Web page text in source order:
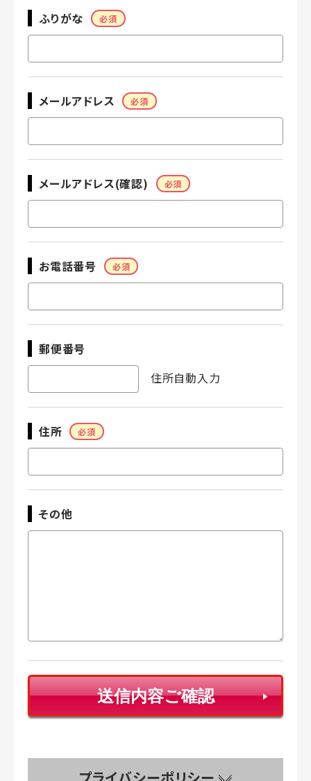
ふりがな 必須
メールアドレス 必須
メールアドレス(確認) 必須
お電話番号 必須
郵便番号
住所自動入力
住所 必須
その他